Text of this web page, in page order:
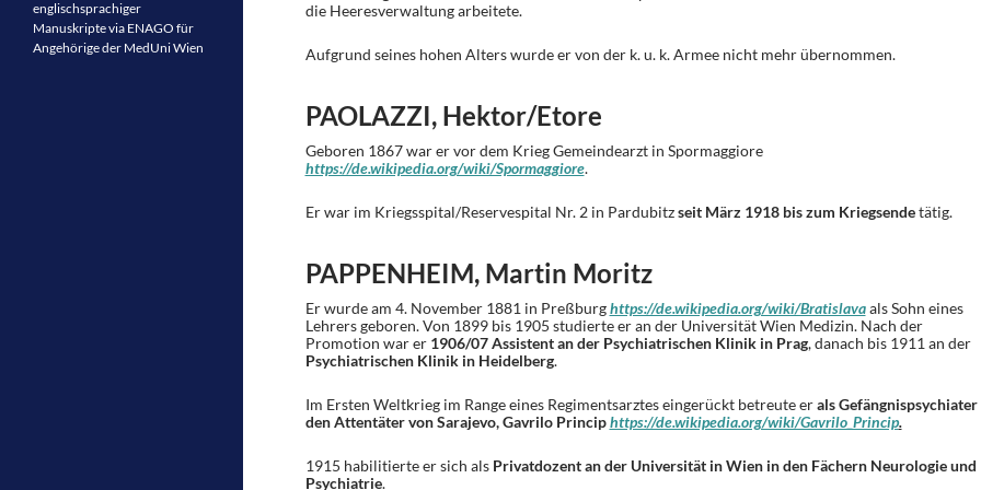
die Heeresverwaltung arbeitete.
Aufgrund seines hohen Alters wurde er von der k. u. k. Armee nicht mehr übernommen.
PAOLAZZI, Hektor/Etore
Geboren 1867 war er vor dem Krieg Gemeindearzt in Spormaggiore
https://de.wikipedia.org/wiki/Spormaggiore.
Er war im Kriegsspital/Reservespital Nr. 2 in Pardubitzseit März 1918bis zum Kriegsendetätig.
PAPPENHEIM, Martin Moritz
Er wurde am 4. November 1881 in Preßburghttps://de.wikipedia.org/wiki/Bratislavaals Sohn eines
Lehrers geboren. Von 1899 bis 1905 studierte er an der Universität Wien Medizin. Nach der
Promotion war er 1906/07 Assistent an der Psychiatrischen Klinik in Prag, danach bis 1911 an der
Psychiatrischen Klinik in Heidelberg.
Im Ersten Weltkrieg im Range eines Regimentsarztes eingerückt betreute erals Gefängnispsychiater
den Attentäter von Sarajevo, Gavrilo Princip https://de.wikipedia.org/wiki/Gavrilo_Princip.
1915 habilitierte er sich als Privatdozent an der Universität in Wien in den Fächern Neurologie und
Psychiatrie.
englischsprachiger
Manuskripte via ENAGO für
Angehörige der MedUni Wien